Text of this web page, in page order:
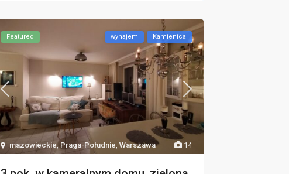
14
mazowieckie, Praga-Południe Warszawa
Featured wynajem Kamienica